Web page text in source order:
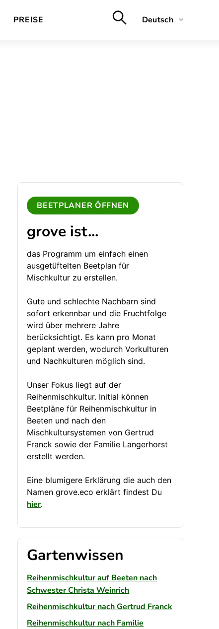
PREISE Deutsch
BEETPLANER ÖFFNEN
grove ist...
das Programm um einfach einen
ausgetüftelten Beetplan für
Mischkultur zu erstellen.
Gute und schlechte Nachbarn sind
sofort erkennbar und die Fruchtfolge
wird über mehrere Jahre
berücksichtigt. Es kann pro Monat
geplant werden, wodurch Vorkulturen
und Nachkulturen möglich sind.
Unser Fokus liegt auf der
Reihenmischkultur. Initial können
Beetpläne für Reihenmischkultur in
Beeten und nach den
Mischkultursystemen von Gertrud
Franck sowie der Familie Langerhorst
erstellt werden.
Eine blumigere Erklärung die auch den
Namen grove.eco erklärt findest Du
hier.
Gartenwissen
Reihenmischkultur auf Beeten nach
Schwester Christa Weinrich
Reihenmischkultur nach Gertrud Franck
Reihenmischkultur nach Familie